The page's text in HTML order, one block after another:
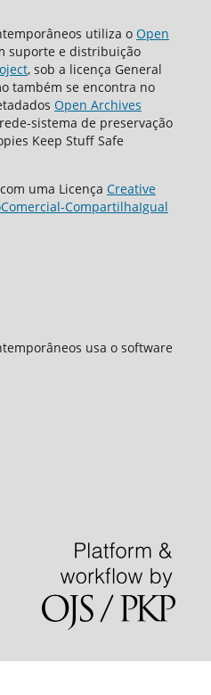
utiliza o Open
suporte e distribuição
, sob a licença General
também se encontra no
Open Archives
sistema de preservação
Keep Stuff Safe
uma Licença Creative
CompartilhaIgual
usa o software